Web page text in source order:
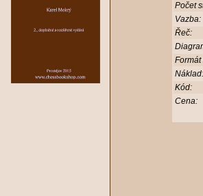
Počet
Vazba:
Řeč:
Formát
Náklad:
Kód:
Cena: